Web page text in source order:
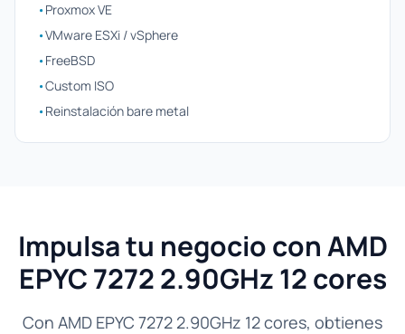
•Proxmox VE
•VMware ESXi / vSphere
•FreeBSD
•Custom ISO
•Reinstalación bare metal
Impulsa tu negocio con AMD
EPYC 7272 2.90GHz 12 cores
Con AMD EPYC 7272 2.90GHz 12 cores, obtienes